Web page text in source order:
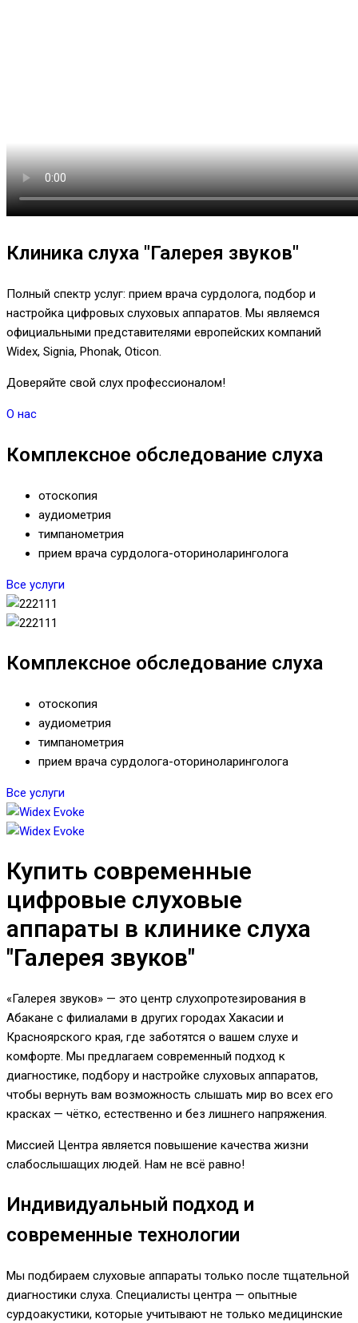
Клиника слуха "Галерея звуков"
Полный спектр услуг: прием врача сурдолога, подбор и
настройка цифровых слуховых аппаратов. Мы являемся
официальными представителями европейских компаний
Widex, Signia, Phonak, Oticon.
Доверяйте свой слух профессионалом!
О нас
Комплексное обследование слуха
отоскопия
аудиометрия
тимпанометрия
прием врача сурдолога-оториноларинголога
Все услуги
Комплексное обследование слуха
отоскопия
аудиометрия
тимпанометрия
прием врача сурдолога-оториноларинголога
Все услуги
Купить современные
цифровые слуховые
аппараты в клинике слуха
"Галерея звуков"
«Галерея звуков» — это центр слухопротезирования в
Абакане с филиалами в других городах Хакасии и
Красноярского края, где заботятся о вашем слухе и
комфорте. Мы предлагаем современный подход к
диагностике, подбору и настройке слуховых аппаратов,
чтобы вернуть вам возможность слышать мир во всех его
красках — чётко, естественно и без лишнего напряжения.
Миссией Центра является повышение качества жизни
слабослышащих людей. Нам не всё равно!
Индивидуальный подход и
современные технологии
Мы подбираем слуховые аппараты только после тщательной
диагностики слуха. Специалисты центра — опытные
сурдоакустики, которые учитывают не только медицинские